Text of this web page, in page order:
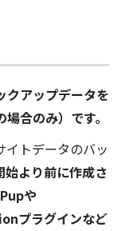
クアップデータを
合のみ）です。
トデータのバッ
始より前に作成さ
や
プラグインなど